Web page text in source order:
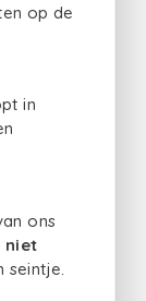
op de
in
ons
niet
seintje.